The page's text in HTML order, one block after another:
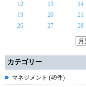
12
13 14
19
20 21
26
27 28
カテゴリー
マネジメント (49件)